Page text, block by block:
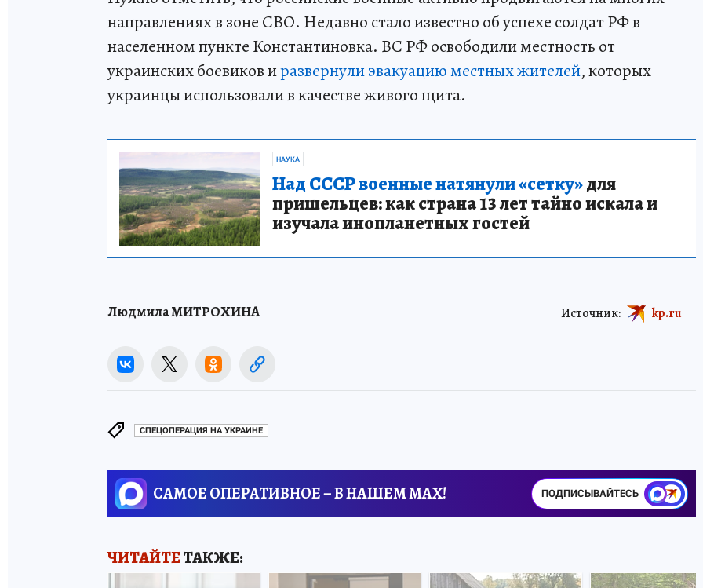
направлениях в зоне СВО. Недавно стало известно об успехе солдат РФ в
населенном пункте Константиновка. ВС РФ освободили местность от
украинских боевиков иразвернули эвакуацию местных жителей, которых
украинцы использовали в качестве живого щита.
НАУКА
Над СССР военные натянули «сетку»для
пришельцев: как страна 13 лет тайно искала и
изучала инопланетных гостей
Людмила МИТРОХИНА Источник: kp.ru
СПЕЦОПЕРАЦИЯ НА УКРАИНЕ
САМОЕ ОПЕРАТИВНОЕ – В НАШЕМ MAX! ПОДПИСЫВАЙТЕСЬ
ЧИТАЙТЕТАКЖЕ: